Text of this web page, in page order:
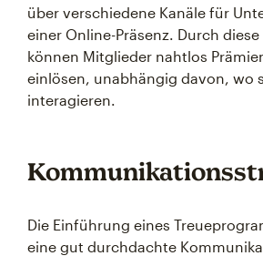
über verschiedene Kanäle für
einer Online-Präsenz. Durch
können Mitglieder nahtlos
einlösen, unabhängig davon, wo
interagieren.
Die Einführung eines
eine gut durchdachte